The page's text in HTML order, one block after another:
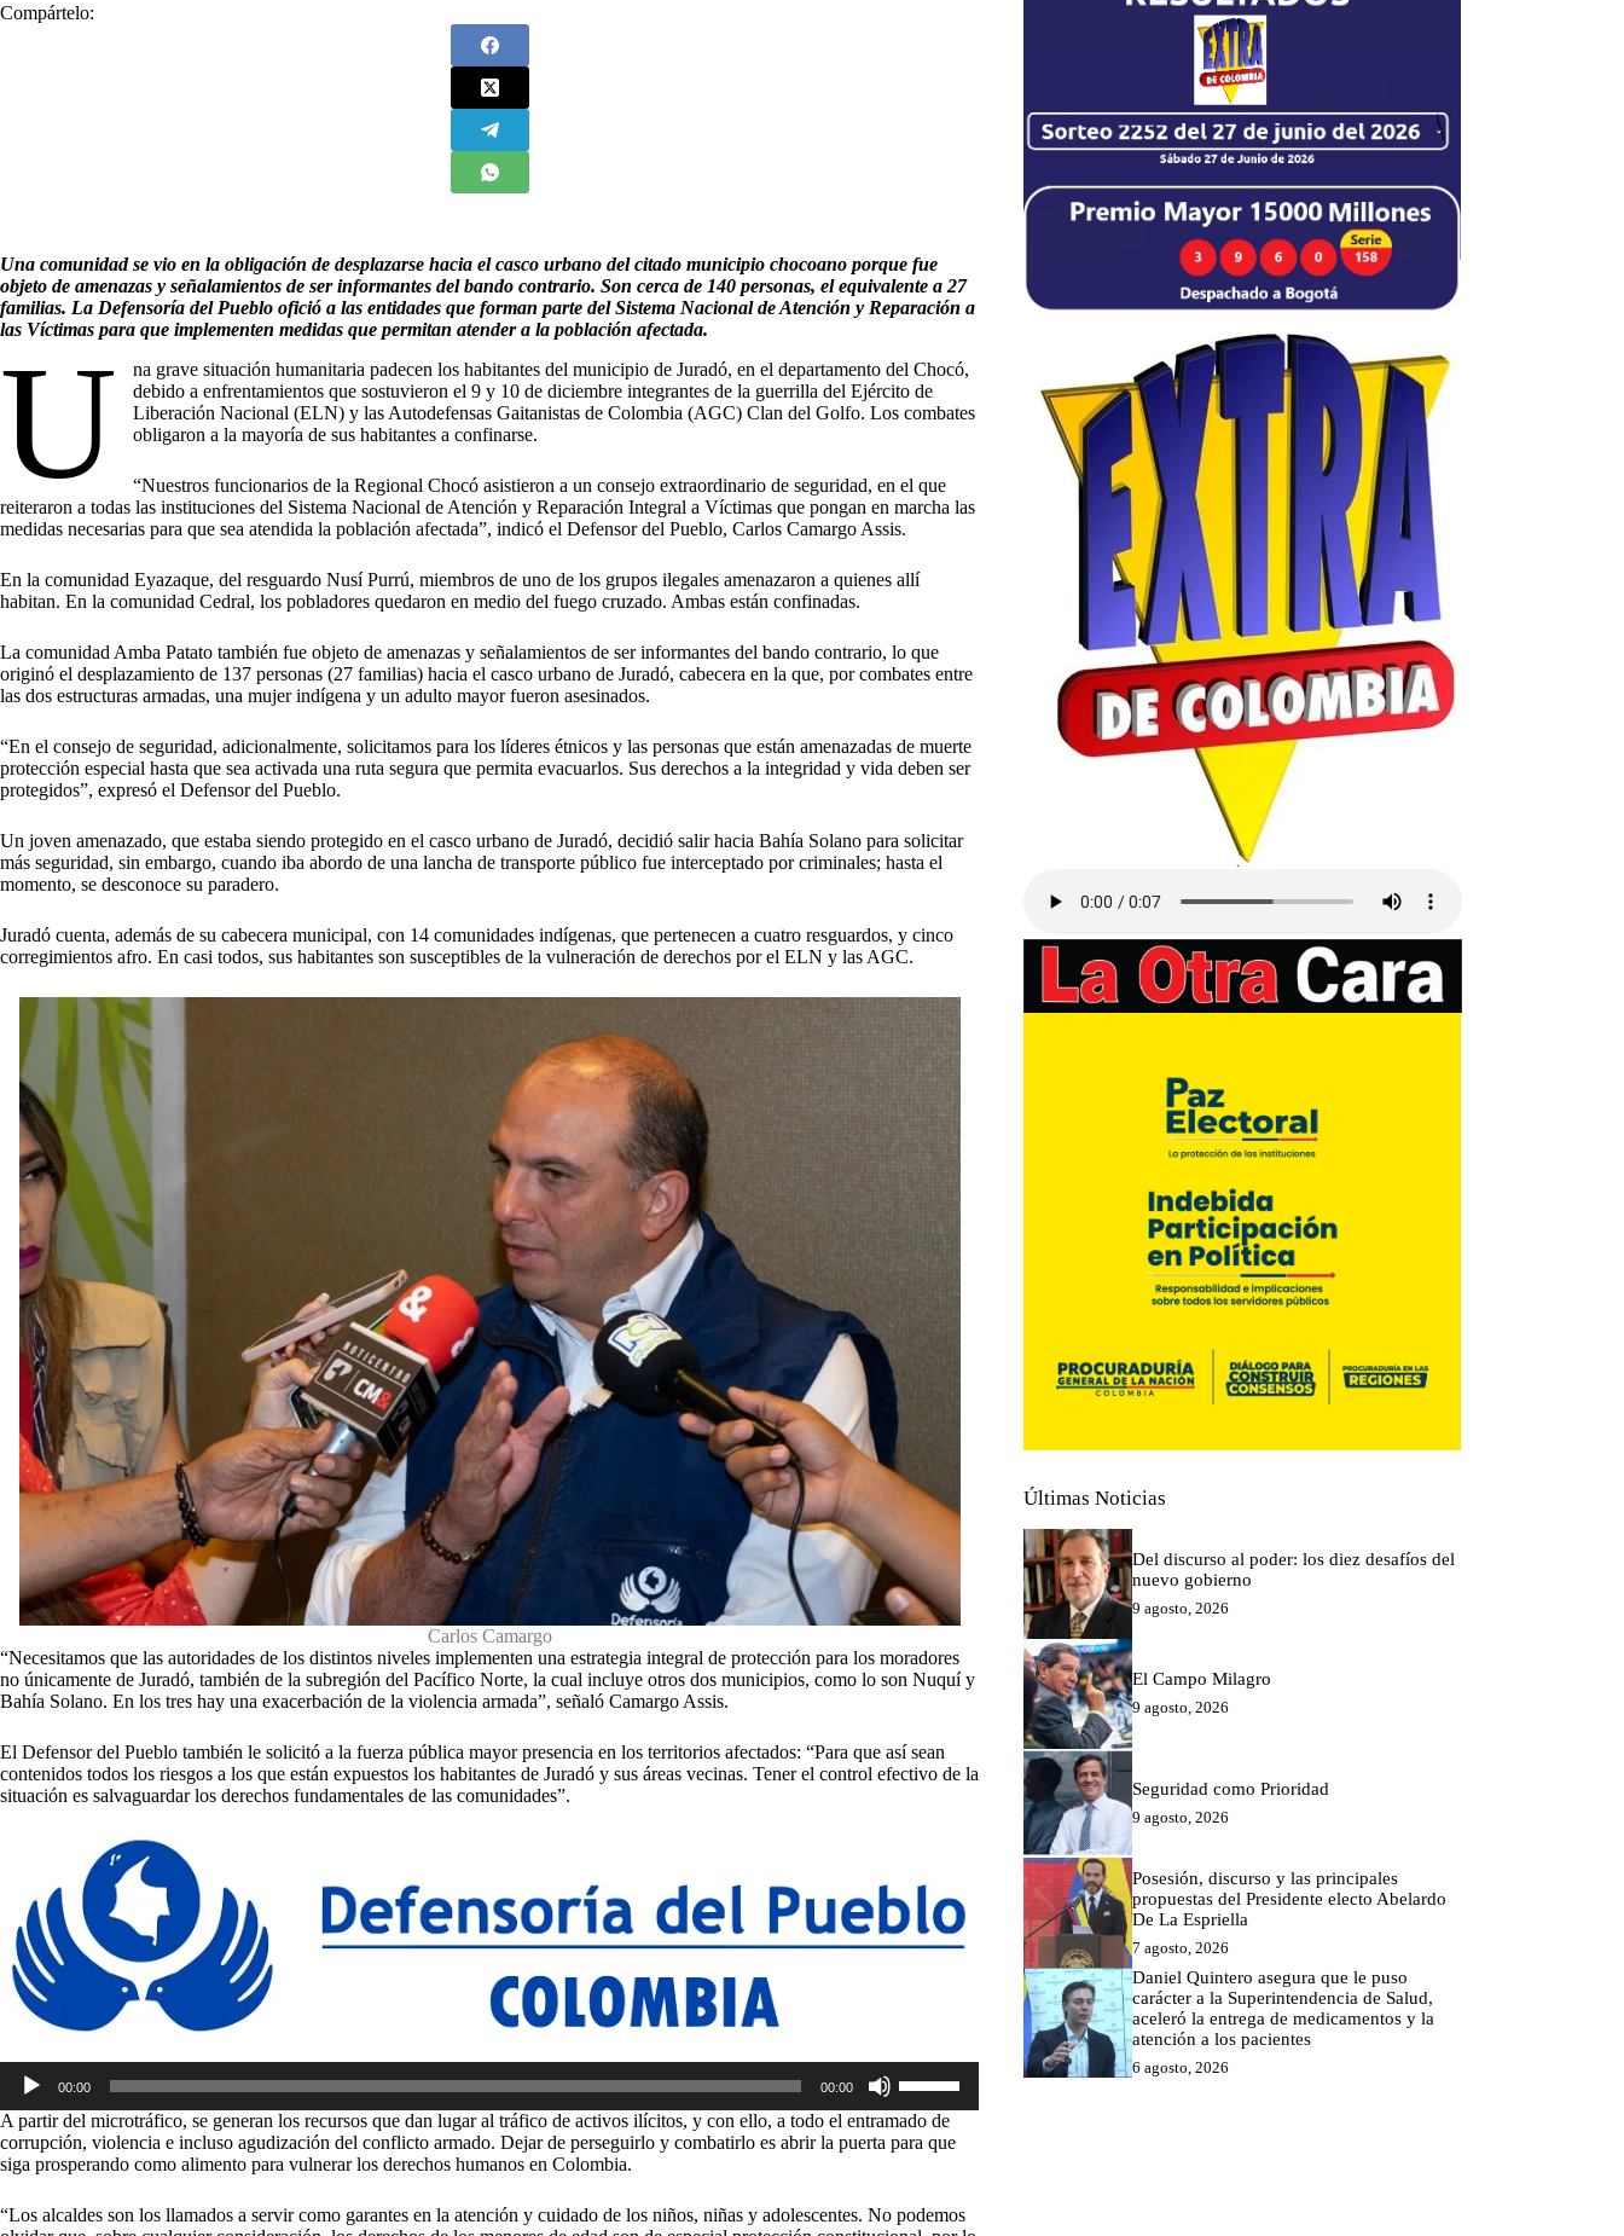
Compártelo:
Una comunidad se vio en la obligación de desplazarse hacia el casco urbano del citado municipio chocoano porque fue
objeto de amenazas y señalamientos de ser informantes del bando contrario. Son cerca de 140 personas, el equivalente a 27
familias. La Defensoría del Pueblo ofició a las entidades que forman parte del Sistema Nacional de Atención y Reparación a
las Víctimas para que implementen medidas que permitan atender a la población afectada.
U
na grave situación humanitaria padecen los habitantes del municipio de Juradó, en el departamento del Chocó,
debido a enfrentamientos que sostuvieron el 9 y 10 de diciembre integrantes de la guerrilla del Ejército de
Liberación Nacional (ELN) y las Autodefensas Gaitanistas de Colombia (AGC) Clan del Golfo. Los combates
obligaron a la mayoría de sus habitantes a confinarse.
“Nuestros funcionarios de la Regional Chocó asistieron a un consejo extraordinario de seguridad, en el que
reiteraron a todas las instituciones del Sistema Nacional de Atención y Reparación Integral a Víctimas que pongan en marcha las
medidas necesarias para que sea atendida la población afectada”, indicó el Defensor del Pueblo, Carlos Camargo Assis.
En la comunidad Eyazaque, del resguardo Nusí Purrú, miembros de uno de los grupos ilegales amenazaron a quienes allí
habitan. En la comunidad Cedral, los pobladores quedaron en medio del fuego cruzado. Ambas están confinadas.
La comunidad Amba Patato también fue objeto de amenazas y señalamientos de ser informantes del bando contrario, lo que
originó el desplazamiento de 137 personas (27 familias) hacia el casco urbano de Juradó, cabecera en la que, por combates entre
las dos estructuras armadas, una mujer indígena y un adulto mayor fueron asesinados.
“En el consejo de seguridad, adicionalmente, solicitamos para los líderes étnicos y las personas que están amenazadas de muerte
protección especial hasta que sea activada una ruta segura que permita evacuarlos. Sus derechos a la integridad y vida deben ser
protegidos”, expresó el Defensor del Pueblo.
Un joven amenazado, que estaba siendo protegido en el casco urbano de Juradó, decidió salir hacia Bahía Solano para solicitar
más seguridad, sin embargo, cuando iba abordo de una lancha de transporte público fue interceptado por criminales; hasta el
momento, se desconoce su paradero.
Juradó cuenta, además de su cabecera municipal, con 14 comunidades indígenas, que pertenecen a cuatro resguardos, y cinco
corregimientos afro. En casi todos, sus habitantes son susceptibles de la vulneración de derechos por el ELN y las AGC.
Carlos Camargo
“Necesitamos que las autoridades de los distintos niveles implementen una estrategia integral de protección para los moradores
no únicamente de Juradó, también de la subregión del Pacífico Norte, la cual incluye otros dos municipios, como lo son Nuquí y
Bahía Solano. En los tres hay una exacerbación de la violencia armada”, señaló Camargo Assis.
El Defensor del Pueblo también le solicitó a la fuerza pública mayor presencia en los territorios afectados: “Para que así sean
contenidos todos los riesgos a los que están expuestos los habitantes de Juradó y sus áreas vecinas. Tener el control efectivo de la
situación es salvaguardar los derechos fundamentales de las comunidades”.
Reproductor
audio
00:00 00:00
las
teclas
de
flecha
aumentar
A partir del microtráfico, se generan los recursos que dan lugar al tráfico de activos ilícitos, y con ello, a todo el entramado de
corrupción, violencia e incluso agudización del conflicto armado. Dejar de perseguirlo y combatirlo es abrir la puerta para que
siga prosperando como alimento para vulnerar los derechos humanos en Colombia.
“Los alcaldes son los llamados a servir como garantes en la atención y cuidado de los niños, niñas y adolescentes. No podemos
Últimas Noticias
Del discurso al poder: los diez desafíos del
nuevo gobierno
9 agosto, 2026
El Campo Milagro
9 agosto, 2026
Seguridad como Prioridad
9 agosto, 2026
Posesión, discurso y las principales
propuestas del Presidente electo Abelardo
De La Espriella
7 agosto, 2026
Daniel Quintero asegura que le puso
carácter a la Superintendencia de Salud,
aceleró la entrega de medicamentos y la
atención a los pacientes
6 agosto, 2026